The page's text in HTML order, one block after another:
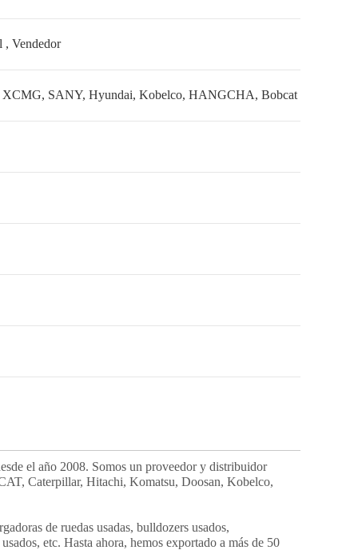
, Vendedor
XCMG, SANY, Hyundai, Kobelco, HANGCHA, Bobcat
el año 2008. Somos un proveedor y distribuidor
Caterpillar, Hitachi, Komatsu, Doosan, Kobelco,
de ruedas usadas, bulldozers usados,
etc. Hasta ahora, hemos exportado a más de 50